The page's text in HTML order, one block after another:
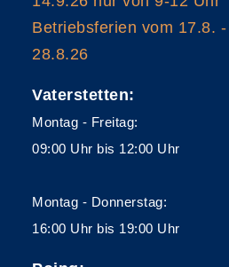
Betriebsferien vom 17.8. -
28.8.26
Vaterstetten:
Montag - Freitag:
09:00 Uhr bis 12:00 Uhr
Montag - Donnerstag:
16:00 Uhr bis 19:00 Uhr